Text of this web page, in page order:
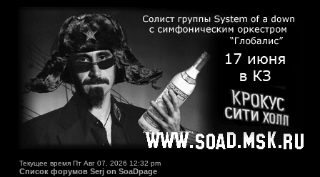
Текущее время Пт Авг 07, 2026 12:32 pm
Список форумов Serj on SoaDpage